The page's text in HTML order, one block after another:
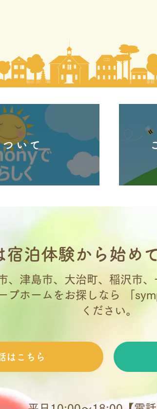
いて
宿泊体験から始め
、津島市、大治町、稲沢市
プホームをお探しなら 「
ください。
はこちら